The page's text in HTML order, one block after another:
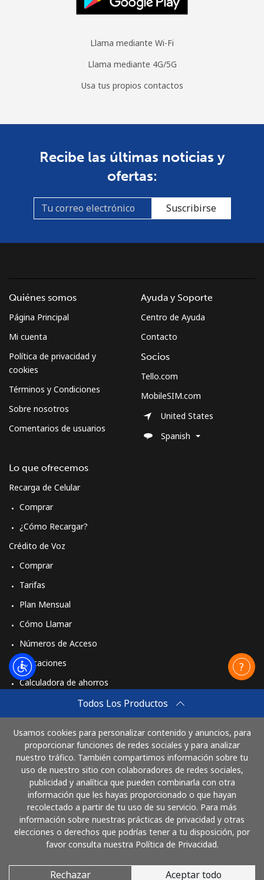
Llama mediante Wi-Fi
Llama mediante 4G/5G
Usa tus propios contactos
Recibe las últimas noticias y
ofertas:
Suscribirse
Todos Los Productos
Usamos cookies para personalizar contenido y anuncios, para
proporcionar funciones de redes sociales y para analizar
nuestro tráfico. También compartimos información sobre tu
uso de nuestro sitio con colaboradores de redes sociales,
publicidad y analítica que pueden combinarla con otra
información que les hayas proporcionado o que hayan
recolectado a partir de tu uso de su servicio. Para más
información sobre nuestras prácticas de privacidad y otras
elecciones o derechos que podrías tener a tu disposición, por
favor consulta nuestra Política de Privacidad.
Rechazar Aceptar todo
Quiénes somos
Página Principal
Mi cuenta
Política de privacidad y
cookies
Términos y Condiciones
Sobre nosotros
Comentarios de usuarios
Lo que ofrecemos
Recarga de Celular
Comprar
¿Cómo Recargar?
Crédito de Voz
Comprar
Tarifas
Plan Mensual
Cómo Llamar
Números de Acceso
Aplicaciones
Calculadora de ahorros
Comprar
Cómo funciona
Ayuda y Soporte
Centro de Ayuda
Contacto
Socios
Tello.com
MobileSIM.com
United States
Spanish
Paga con
© 2026 LlamaHonduras